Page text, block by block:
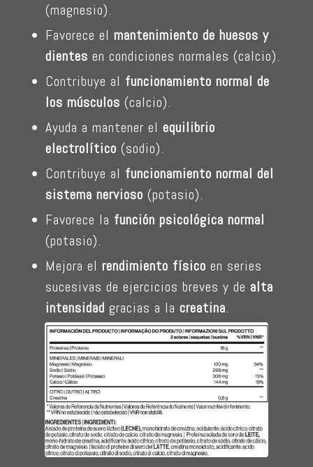
(magnesio).
Favorece el mantenimiento de huesos y
dientes en condiciones normales (calcio).
Contribuye al funcionamiento normal de
los músculos (calcio).
Ayuda a mantener el equilibrio
electrolítico (sodio).
Contribuye al funcionamiento normal del
sistema nervioso (potasio).
Favorece la función psicológica normal
(potasio).
Mejora el rendimiento físico en series
sucesivas de ejercicios breves y de alta
intensidad gracias a la creatina.